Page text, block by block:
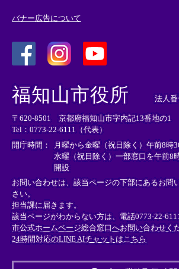
バナー広告について
外
部
リ
ン
ク
＞
外
リ
ン
ク
＞
外
部
ン
ク
＞
福知山市役所 法人
〒620-8501 京都府福知山市字内記13番地の1
Tel：0773-22-6111（代表）
開庁時間：
月曜から金曜（祝日除く）午前8時
水曜（祝日除く）一部窓口を午前8
開設
お問い合わせは、該当ページの下部にあるお問
さい。
担当課に届きます。
該当ページがわからない方は、電話0773-22-
市公式ホームページ総合窓口へお問い合わせく
24時間対応のLINE AIチャットはこちら
外